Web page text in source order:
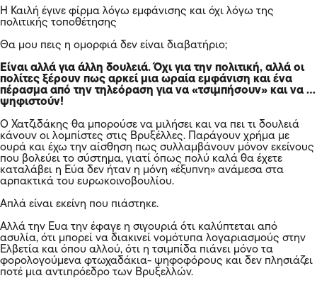
Η Καιλή έγινε φίρμα λόγω εμφάνισης και όχι λόγω της
πολιτικής τοποθέτησης
Θα μου πεις η ομορφιά δεν είναι διαβατήριο;
Είναι αλλά για άλλη δουλειά. Όχι για την πολιτική, αλλά οι
πολίτες ξέρουν πως αρκεί μια ωραία εμφάνιση και ένα
πέρασμα από την τηλεόραση για να «τσιμπήσουν» και να …
ψηφιστούν!
Ο Χατζιδάκης θα μπορούσε να μιλήσει και να πει τι δουλειά
κάνουν οι λομπίστες στις Βρυξέλλες. Παράγουν χρήμα με
ουρά και έχω την αίσθηση πως συλλαμβάνουν μόνον εκείνους
που βολεύει το σύστημα, γιατί όπως πολύ καλά θα έχετε
καταλάβει η Εύα δεν ήταν η μόνη «έξυπνη» ανάμεσα στα
αρπακτικά του ευρωκοινοβουλίου.
Απλά είναι εκείνη που πιάστηκε.
Αλλά την Ευα την έφαγε η σιγουριά ότι καλύπτεται από
ασυλία, ότι μπορεί να διακινεί νομότυπα λογαριασμούς στην
Ελβετία και όπου αλλού, ότι η τσιμπίδα πιάνει μόνο τα
φορολογούμενα φτωχαδάκια- ψηφοφόρους και δεν πλησιάζει
ποτέ μια αντιπρόεδρο των Βρυξελλών.